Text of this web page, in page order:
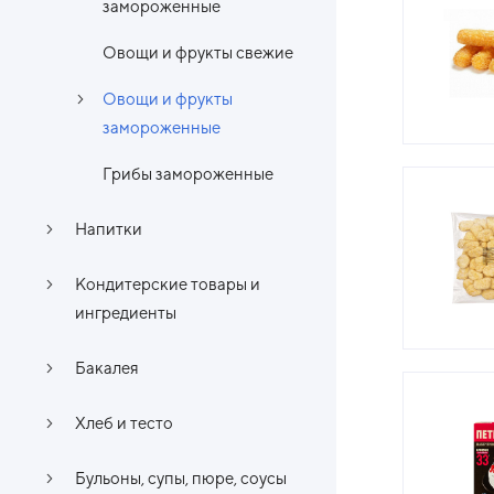
замороженные
Овощи и фрукты свежие
Овощи и фрукты
замороженные
Грибы замороженные
Напитки
Кондитерские товары и
ингредиенты
Бакалея
Хлеб и тесто
Бульоны, супы, пюре, соусы